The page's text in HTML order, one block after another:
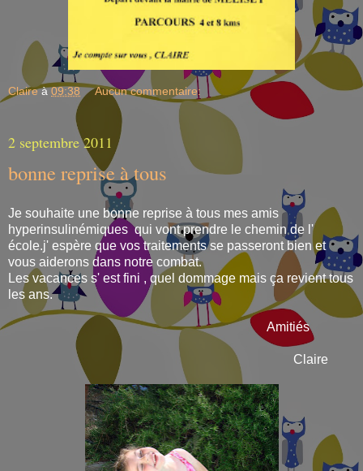
Claire à09:38 Aucun commentaire:
2 septembre 2011
bonne reprise à tous
Je souhaite une bonne reprise à tous mes amis
hyperinsulinémiques qui vont prendre le chemin de l'
école.j' espère que vos traitements se passeront bien et
vous aiderons dans notre combat.
Les vacances s' est fini , quel dommage mais ça revient tous
les ans.
Amitiés
Claire